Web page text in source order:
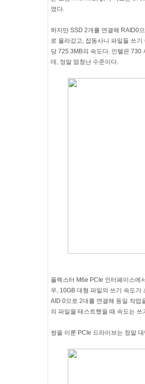
였다.
하지만 SSD 2개를 연결해 RAID0
로 올라갔고, 잡동사니 파일들 쓰
당 725.3MB의 속도다. 인텔은 730
데, 정말 엄청난 수준이다.
플렉스터 M6e PCIe 인터페이스에
우, 10GB 대형 파일의 쓰기 속도
AID 0으로 2대를 연결해 동일 작업
의 파일을 테스트했을 때 속도는
쌍을 이룬 PCIe 드라이브는 정말